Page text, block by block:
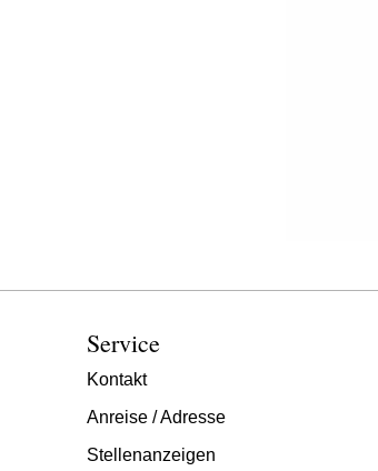
Service
Kontakt
Anreise / Adresse
Stellenanzeigen